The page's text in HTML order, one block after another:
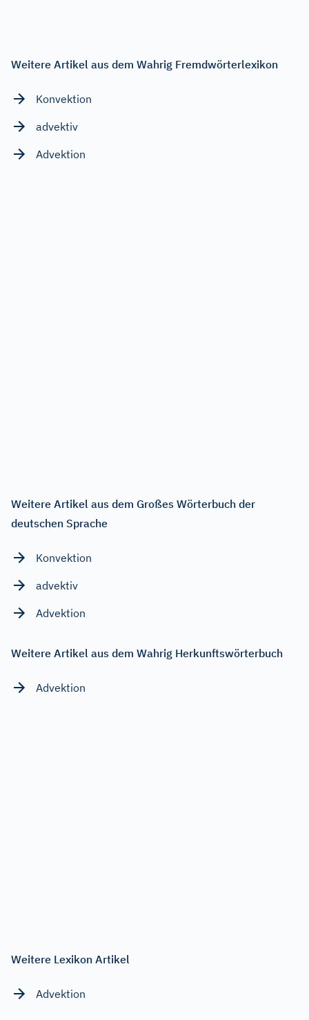
Weitere Artikel aus dem Wahrig Fremdwörterlexikon
Konvektion
advektiv
Advektion
Weitere Artikel aus dem Großes Wörterbuch der
deutschen Sprache
Konvektion
advektiv
Advektion
Weitere Artikel aus dem Wahrig Herkunftswörterbuch
Advektion
Weitere Lexikon Artikel
Advektion